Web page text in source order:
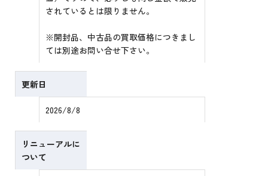
されているとは限りません。
※開封品、中古品の買取価格につきまし
ては別途お問い合せ下さい。
更新日
2026/8/8
リニューアルに
ついて